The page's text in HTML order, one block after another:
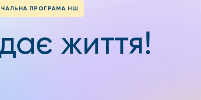
ПРОГРАМА НШ
життя!